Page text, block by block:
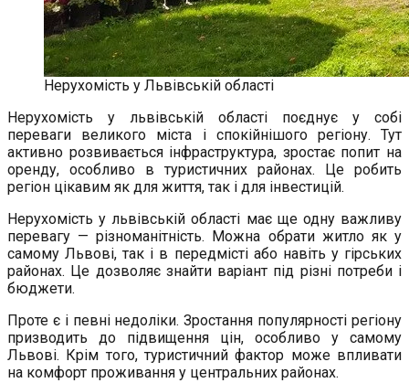
Нерухомість у Львівській області
Нерухомість у львівській області поєднує у собі
переваги великого міста і спокійнішого регіону. Тут
активно розвивається інфраструктура, зростає попит на
оренду, особливо в туристичних районах. Це робить
регіон цікавим як для життя, так і для інвестицій.
Нерухомість у львівській області має ще одну важливу
перевагу — різноманітність. Можна обрати житло як у
самому Львові, так і в передмісті або навіть у гірських
районах. Це дозволяє знайти варіант під різні потреби і
бюджети.
Проте є і певні недоліки. Зростання популярності регіону
призводить до підвищення цін, особливо у самому
Львові. Крім того, туристичний фактор може впливати
на комфорт проживання у центральних районах.